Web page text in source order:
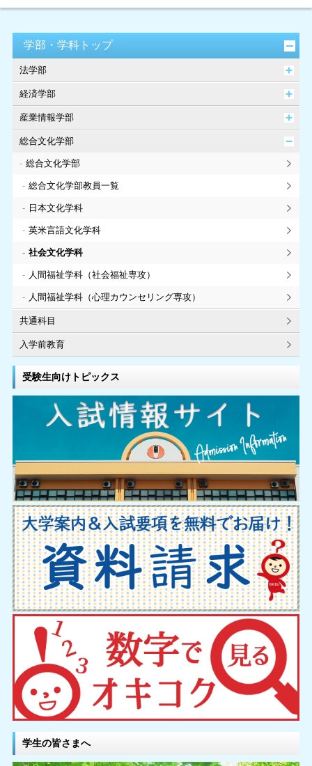
学部・学科トップ
法学部
経済学部
産業情報学部
総合文化学部
総合文化学部
総合文化学部教員一覧
日本文化学科
英米言語文化学科
社会文化学科
人間福祉学科（社会福祉専攻）
人間福祉学科（心理カウンセリング専攻）
共通科目
入学前教育
受験生向けトピックス
学生の皆さまへ